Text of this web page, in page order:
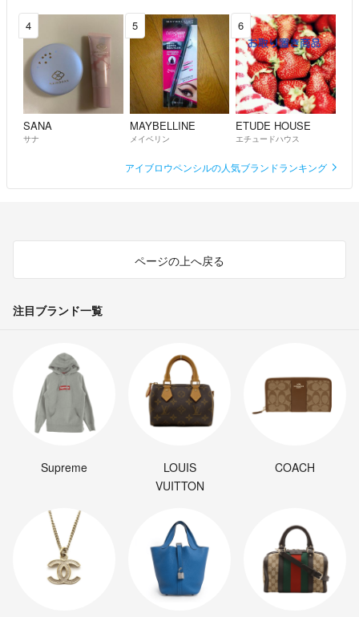
4
SANA
サナ
5
MAYBELLINE
メイベリン
6
ETUDE HOUSE
エチュードハウス
アイブロウペンシルの人気ブランドランキング
ページの上へ戻る
注目ブランド一覧
Supreme
LOUIS
VUITTON
COACH